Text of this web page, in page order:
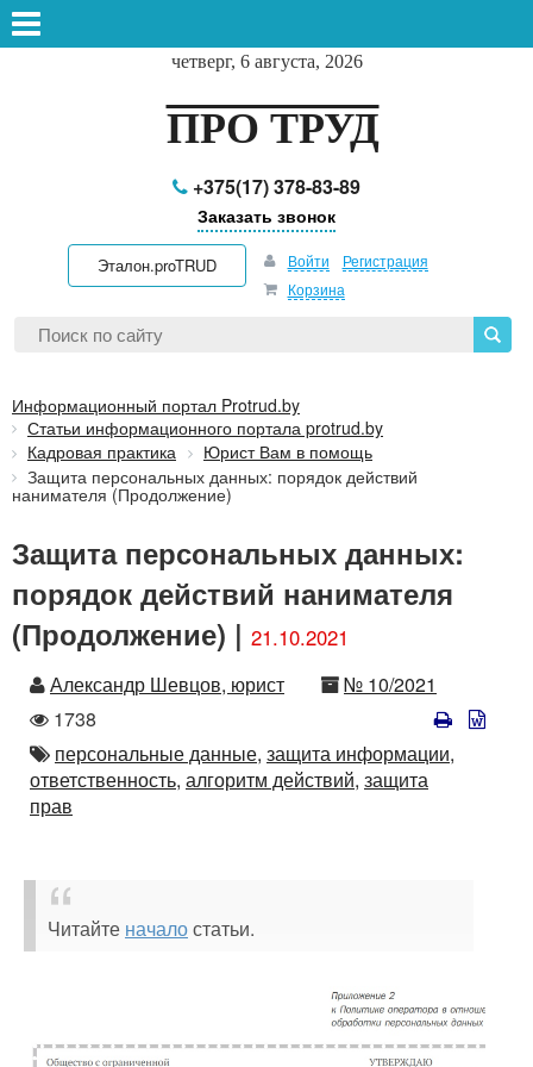
четверг, 6 августа, 2026
ПРО ТРУД
+375(17) 378-83-89
Заказать звонок
Эталон.proTRUD Войти
Регистрация
Корзина
Информационный портал Protrud.by
Статьи информационного портала protrud.by
Кадровая практика
Юрист Вам в помощь
Защита персональных данных: порядок действий
нанимателя (Продолжение)
Защита персональных данных:
порядок действий нанимателя
(Продолжение) | 21.10.2021
Автор
Александр Шевцов, юрист Номер
№ 10/2021
Количество
просмотров
1738
Автор
персональные данные, защита информации,
ответственность, алгоритм действий, защита
прав
Читайте началостатьи.